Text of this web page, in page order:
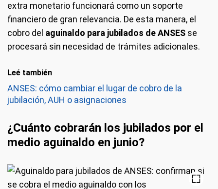
extra monetario funcionará como un soporte
financiero de gran relevancia. De esta manera, el
cobro del aguinaldo para jubilados de ANSES se
procesará sin necesidad de trámites adicionales.
Leé también
ANSES: cómo cambiar el lugar de cobro de la
jubilación, AUH o asignaciones
¿Cuánto cobrarán los jubilados por el
medio aguinaldo en junio?